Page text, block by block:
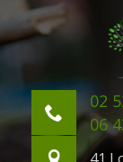
02
06